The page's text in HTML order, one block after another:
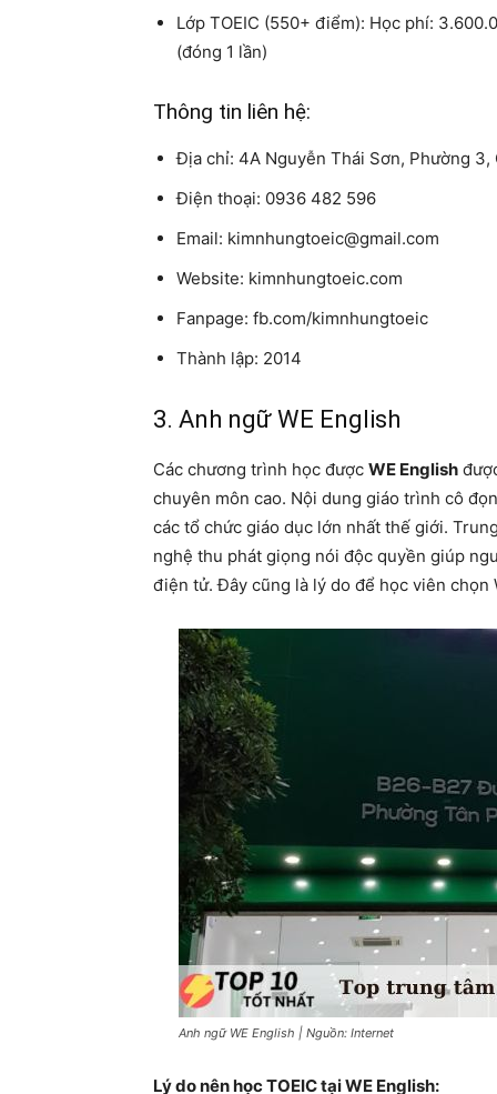
Lớp TOEIC (550+ điểm): Học phí:
(đóng 1 lần)
Thông tin liên hệ:
Địa chỉ: 4A Nguyễn Thái Sơn, Phường 3,
Điện thoại: 0936 482 596
Email: kimnhungtoeic@gmail.com
Website: kimnhungtoeic.com
Fanpage: fb.com/kimnhungtoeic
Thành lập: 2014
3. Anh ngữ WE English
Các chương trình học được WE English
chuyên môn cao. Nội dung giáo trình cô
các tổ chức giáo dục lớn nhất thế giới.
nghệ thu phát giọng nói độc quyền giúp
điện tử. Đây cũng là lý do để học viên chọn
Anh ngữ WE English | Nguồn: Internet
Lý do nên học TOEIC tại WE English: